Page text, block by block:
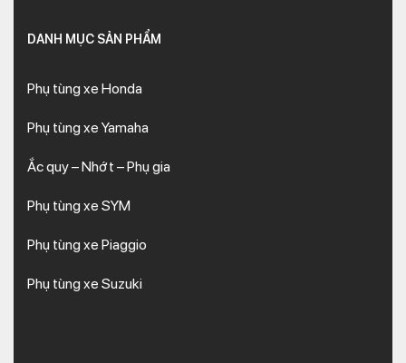
DANH MỤC SẢN PHẨM
Phụ tùng xe Honda
Phụ tùng xe Yamaha
Ắc quy – Nhớt – Phụ gia
Phụ tùng xe SYM
Phụ tùng xe Piaggio
Phụ tùng xe Suzuki